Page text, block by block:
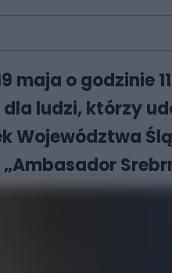
maja o godzinie
ludzi, którzy
Województwa